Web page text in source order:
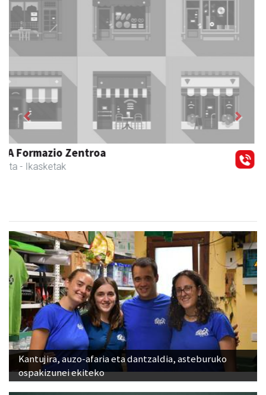
Magale Ikastetxea
Urnieta - Hezkuntza
Previous
Kantujira, auzo-afaria eta dantzaldia, asteburuko
ospakizunei ekiteko